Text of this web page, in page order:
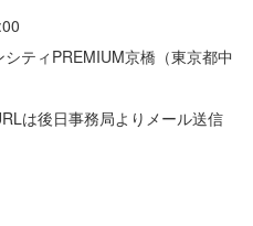
ティPREMIUM京橋（東京都中
日事務局よりメール送信